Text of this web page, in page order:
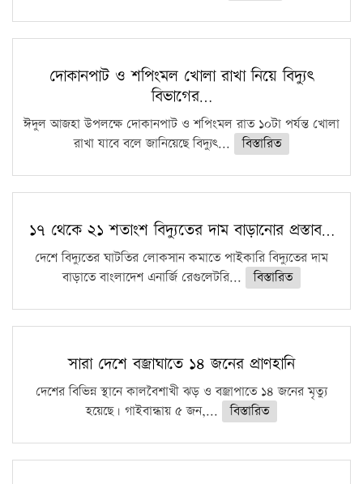
দোকানপাট ও শপিংমল খোলা রাখা নিয়ে বিদ্যুৎ
বিভাগের…
ঈদুল আজহা উপলক্ষে দোকানপাট ও শপিংমল রাত ১০টা পর্যন্ত খোলা
রাখা যাবে বলে জানিয়েছে বিদ্যুৎ...
বিস্তারিত
১৭ থেকে ২১ শতাংশ বিদ্যুতের দাম বাড়ানোর প্রস্তাব…
দেশে বিদ্যুতের ঘাটতির লোকসান কমাতে পাইকারি বিদ্যুতের দাম
বাড়াতে বাংলাদেশ এনার্জি রেগুলেটরি...
বিস্তারিত
সারা দেশে বজ্রাঘাতে ১৪ জনের প্রাণহানি
দেশের বিভিন্ন স্থানে কালবৈশাখী ঝড় ও বজ্রাপাতে ১৪ জনের মৃত্যু
হয়েছে। গাইবান্ধায় ৫ জন,...
বিস্তারিত